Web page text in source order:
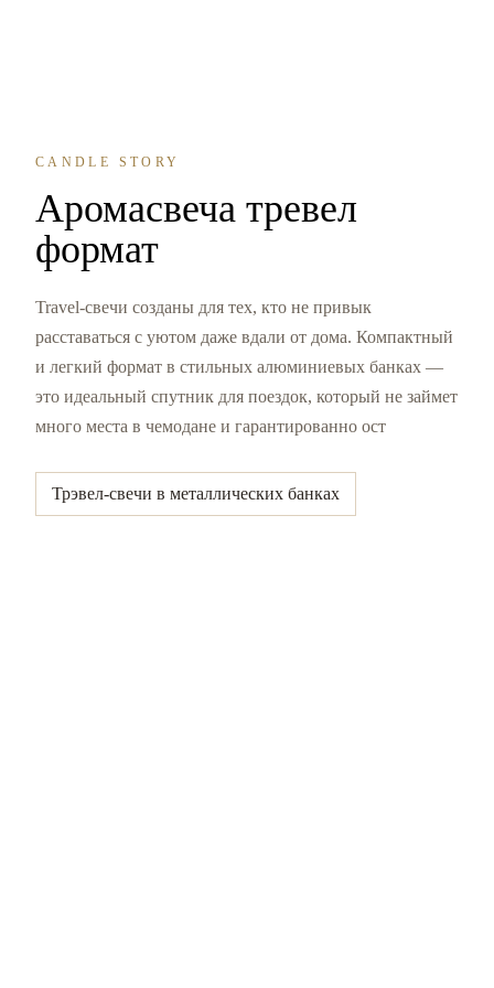
CANDLE STORY
Аромасвеча тревел
формат
Travel-свечи созданы для тех, кто не привык
расставаться с уютом даже вдали от дома. Компактный
и легкий формат в стильных алюминиевых банках —
это идеальный спутник для поездок, который не займет
много места в чемодане и гарантированно ост
Трэвел-свечи в металлических банках